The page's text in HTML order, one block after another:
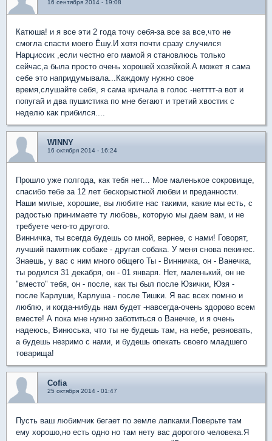
16 сентября 2014 - 19:08
Катюша! и я все эти 2 года точу себя-за все за все,что не
смогла спасти моего Ёшу.И хотя почти сразу случился
Нарциссик ,если честно его мамой я становлюсь только
сейчас,а была просто очень хорошей хозяйкой.А может я сама
себе это напридумывала...Каждому нужно свое
время,слушайте себя, я сама кричала в голос -нетттт-а вот и
попугай и два пушистика по мне бегают и третий хвостик с
неделю как прибился....
WINNY
16 октября 2014 - 16:24
Прошло уже полгода, как тебя нет... Мое маленькое сокровище,
спасибо тебе за 12 лет бескорыстной любви и преданности.
Наши милые, хорошие, вы любите нас такими, какие мы есть, с
радостью принимаете ту любовь, которую мы даем вам, и не
требуете чего-то другого.
Винничка, ты всегда будешь со мной, вернее, с нами! Говорят,
лучший памятник собаке - другая собака. У меня снова пекинес.
Знаешь, у вас с ним много общего Ты - Винничка, он - Ванечка,
ты родился 31 декабря, он - 01 января. Нет, маленький, он не
"вместо" тебя, он - после, как ты был после Юзички, Юзя -
после Карлуши, Карлуша - после Тишки. Я вас всех помню и
люблю, и когда-нибудь нам будет -навсегда-очень здорово всем
вместе! А пока мне нужно заботиться о Ванечке, и я очень
надеюсь, Винюська, что ты не будешь там, на небе, ревновать,
а будешь незримо с нами, и будешь опекать своего младшего
товарища!
Cofia
25 октября 2014 - 01:47
Пусть ваш любимчик бегает по земле лапками.Поверьте там
ему хорошо,но есть одно но там нету вас дорогого человека.Я